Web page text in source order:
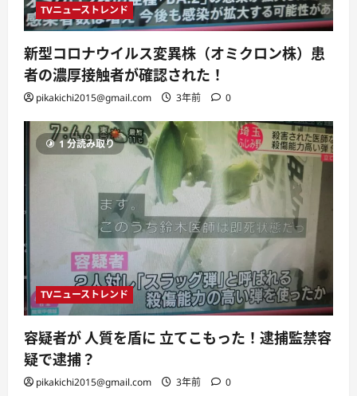
TVニューストレンド
新型コロナウイルス変異株（オミクロン株）患
者の濃厚接触者が確認された！
pikakichi2015@gmail.com 3年前 0
1 分読み取り
TVニューストレンド
容疑者が 人質を盾に 立てこもった！逮捕監禁容
疑で逮捕？
pikakichi2015@gmail.com 3年前 0